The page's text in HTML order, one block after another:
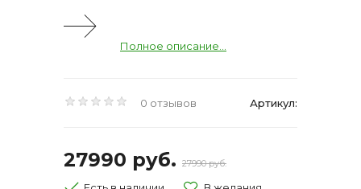
Полное описание...
0 отзывов Артикул:
27990 руб. 27990 руб.